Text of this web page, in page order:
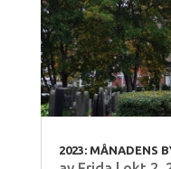
2023: MÅNADENS